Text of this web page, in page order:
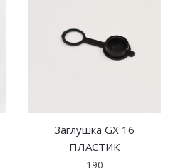
Заглушка GX 16
ПЛАСТИК
190